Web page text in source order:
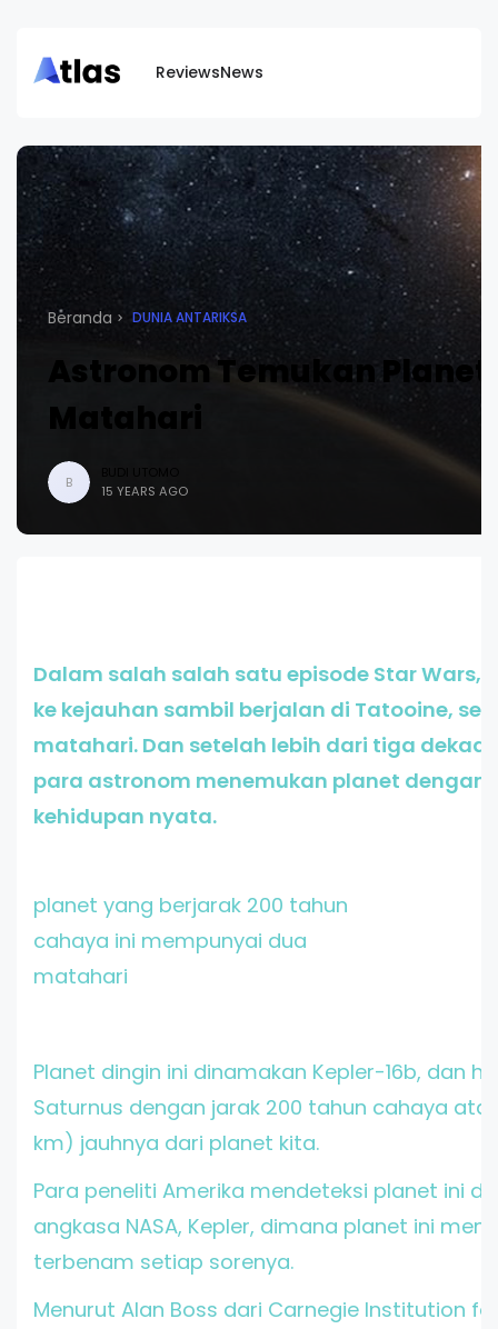
ReviewsNews
Beranda DUNIA ANTARIKSA
Astronom Temukan
Matahari
B
15 YEARS AGO
Dalam salah salah satu episode Star Wars,
ke kejauhan sambil berjalan di Tatooine,
matahari. Dan setelah lebih dari tiga
para astronom menemukan planet dengan
kehidupan nyata.
planet yang berjarak 200 tahun
cahaya ini mempunyai dua
matahari
Planet dingin ini dinamakan Kepler-16b, dan
Saturnus dengan jarak 200 tahun cahaya
km) jauhnya dari planet kita.
Para peneliti Amerika mendeteksi planet ini
angkasa NASA, Kepler, dimana planet ini
terbenam setiap sorenya.
Menurut Alan Boss dari Carnegie Institution